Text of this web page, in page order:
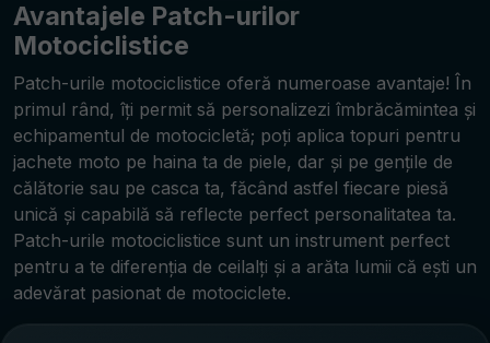
Avantajele Patch-urilor
Motociclistice
Patch-urile motociclistice oferă numeroase avantaje! În
primul rând, îți permit să personalizezi îmbrăcămintea și
echipamentul de motocicletă; poți aplica topuri pentru
jachete moto pe haina ta de piele, dar și pe gențile de
călătorie sau pe casca ta, făcând astfel fiecare piesă
unică și capabilă să reflecte perfect personalitatea ta.
Patch-urile motociclistice sunt un instrument perfect
pentru a te diferenția de ceilalți și a arăta lumii că ești un
adevărat pasionat de motociclete.